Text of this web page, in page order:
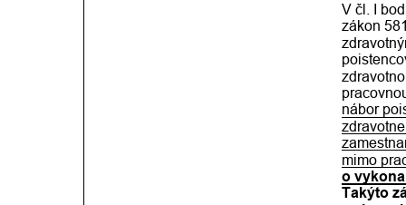
V čl. I
zákon
nábor
mimo
o
Takýto